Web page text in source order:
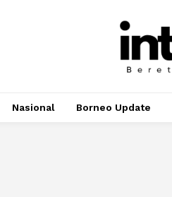
Nasional Borneo Update